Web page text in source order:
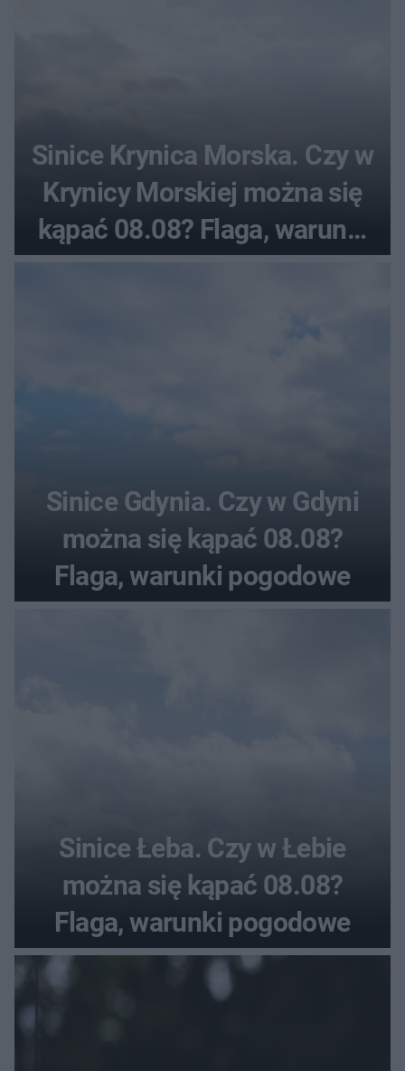
Sinice Krynica Morska. Czy w
Krynicy Morskiej można się
kąpać 08.08? Flaga, warunki
Sinice Gdynia. Czy w Gdyni
można się kąpać 08.08?
Flaga, warunki pogodowe
Sinice Łeba. Czy w Łebie
można się kąpać 08.08?
Flaga, warunki pogodowe